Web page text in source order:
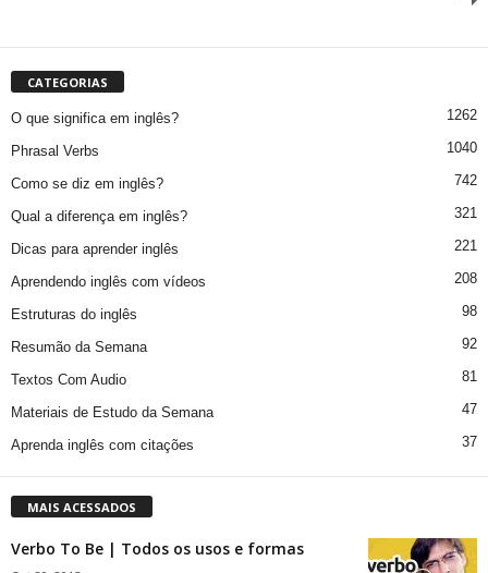
CATEGORIAS
O que significa em inglês? 1262
Phrasal Verbs 1040
Como se diz em inglês? 742
Qual a diferença em inglês? 321
Dicas para aprender inglês 221
Aprendendo inglês com vídeos 208
Estruturas do inglês 98
Resumão da Semana 92
Textos Com Audio 81
Materiais de Estudo da Semana 47
Aprenda inglês com citações 37
MAIS ACESSADOS
Verbo To Be | Todos os usos e formas